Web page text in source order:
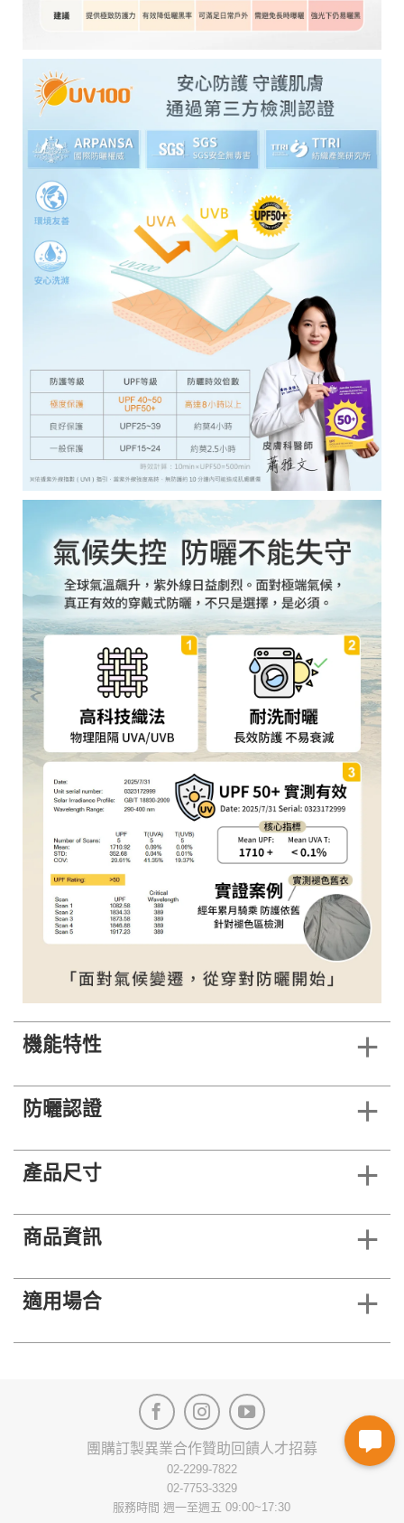
機能特性
防曬認證
產品尺寸
商品資訊
適用場合
團購訂製異業合作贊助回饋人才招募
02-2299-7822
02-7753-3329
服務時間 週一至週五 09:00~17:30